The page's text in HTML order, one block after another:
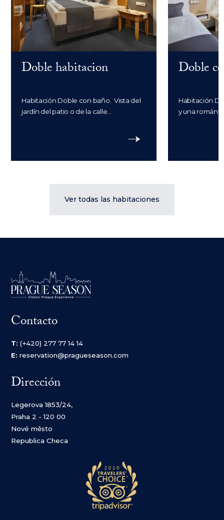
Doble habitacion
Habitación Doble con baño. Vista del
jardín del patio o de la calle...
Doble
Habitación
y una
Ver todas las habitaciones
Contacto
T: (+420) 277 77 14 14
E: reservation@pragueseason.com
Dirección
Legerova 1853/24,
Praha 2 - 120 00
Nové město
Republica Checa